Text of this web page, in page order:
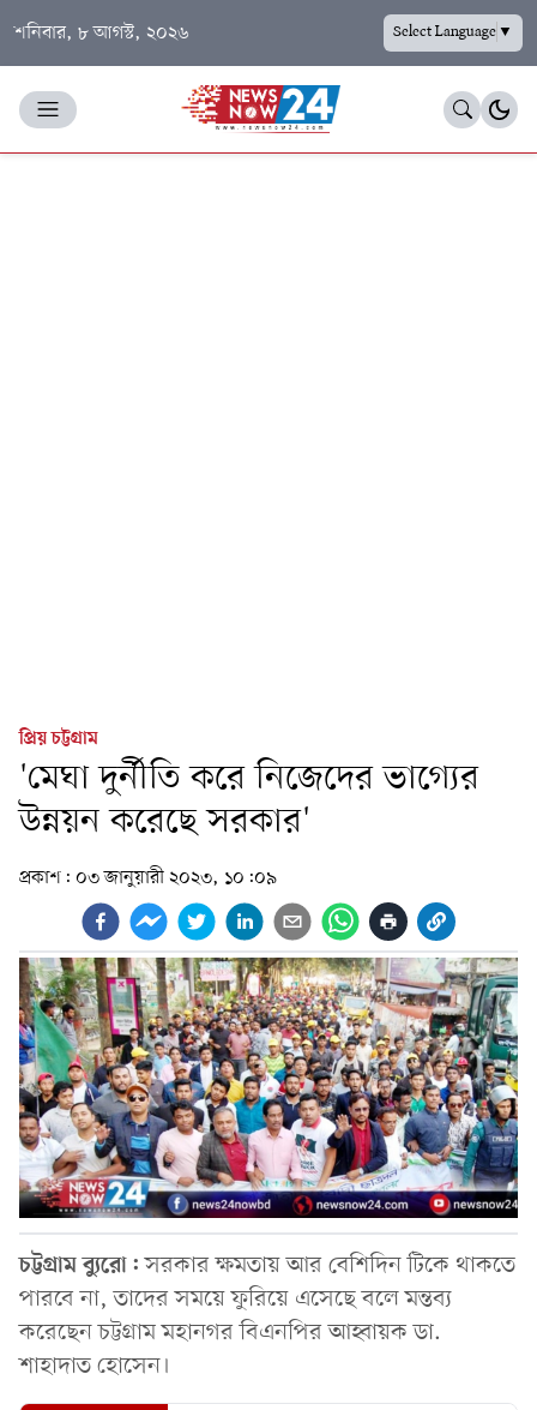
শনিবার, ৮ আগস্ট, ২০২৬ Select Language▼
প্রিয় চট্টগ্রাম
'মেঘা দুর্নীতি করে নিজেদের ভাগ্যের
উন্নয়ন করেছে সরকার'
প্রকাশ: ০৩ জানুয়ারী ২০২৩, ১০:০৯
চট্টগ্রাম ব্যুরো:সরকার ক্ষমতায় আর বেশিদিন টিকে থাকতে
পারবে না, তাদের সময়ে ফুরিয়ে এসেছে বলে মন্তব্য
করেছেন চট্টগ্রাম মহানগর বিএনপির আহ্বায়ক ডা.
শাহাদাত হোসেন।